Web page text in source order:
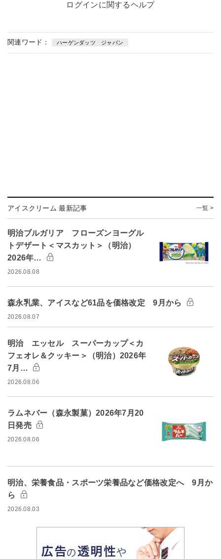
ログインに関するヘルプ
関連ワード： ハーゲンダッツ ジャパン
アイスクリーム 最新記事 一覧 >
明治ブルガリア フローズンヨーグル
トデザート＜マスカット＞（明治）
2026年…
2026.08.08
森永乳業、アイスなど61品を価格改定 9月から
2026.08.07
明治 エッセル スーパーカップ＜カ
フェオレ＆クッキー＞（明治）2026年
7月…
2026.08.06
ラムネバー（森永製菓）2026年7月20
日発売
2026.08.06
明治、栄養食品・スポーツ栄養品など価格改定へ 9月か
ら
2026.08.03